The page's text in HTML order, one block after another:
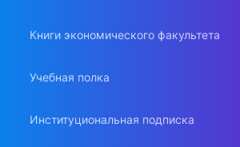
Книги экономического факультета
Учебная полка
Институциональная подписка